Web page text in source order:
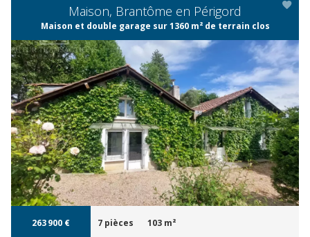
Maison, Brantôme en Périgord
Maison et double garage sur 1360 m² de terrain clos
APERÇU
263 900 € 7 pièces 103 m²